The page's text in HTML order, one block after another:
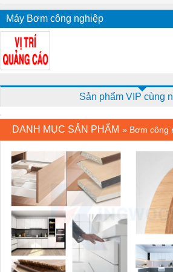
Máy Bơm công nghiệp
Sản phẩm VIP cùng
DANH MỤC SẢN PHẨM » Bơm công